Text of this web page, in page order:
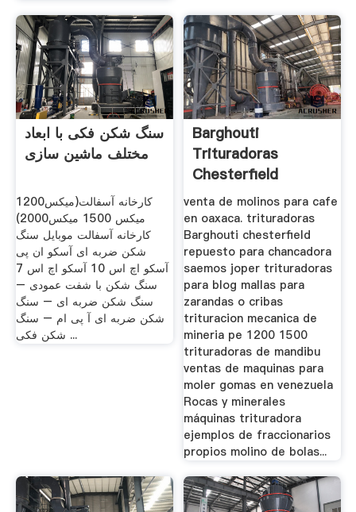
سنگ شکن فکی با ابعاد
مختلف ماشین سازی
کارخانه آسفالت(میکس1200
میکس 1500 میکس2000)
کارخانه آسفالت موبایل سنگ
شکن ضربه ای آسکو ان پی
آسکو اچ اس 10 آسکو اچ اس 7
سنگ شکن با شفت عمودی –
سنگ شکن ضربه ای – سنگ
شکن ضربه ای آ پی ام – سنگ
شکن فکی ...
Barghouti
Trituradoras
Chesterfield
venta de molinos para cafe
en oaxaca. trituradoras
Barghouti chesterfield
repuesto para chancadora
saemos joper trituradoras
para blog mallas para
zarandas o cribas
trituracion mecanica de
mineria pe 1200 1500
trituradoras de mandibu
ventas de maquinas para
moler gomas en venezuela
Rocas y minerales
máquinas trituradora
ejemplos de fraccionarios
propios molino de bolas...